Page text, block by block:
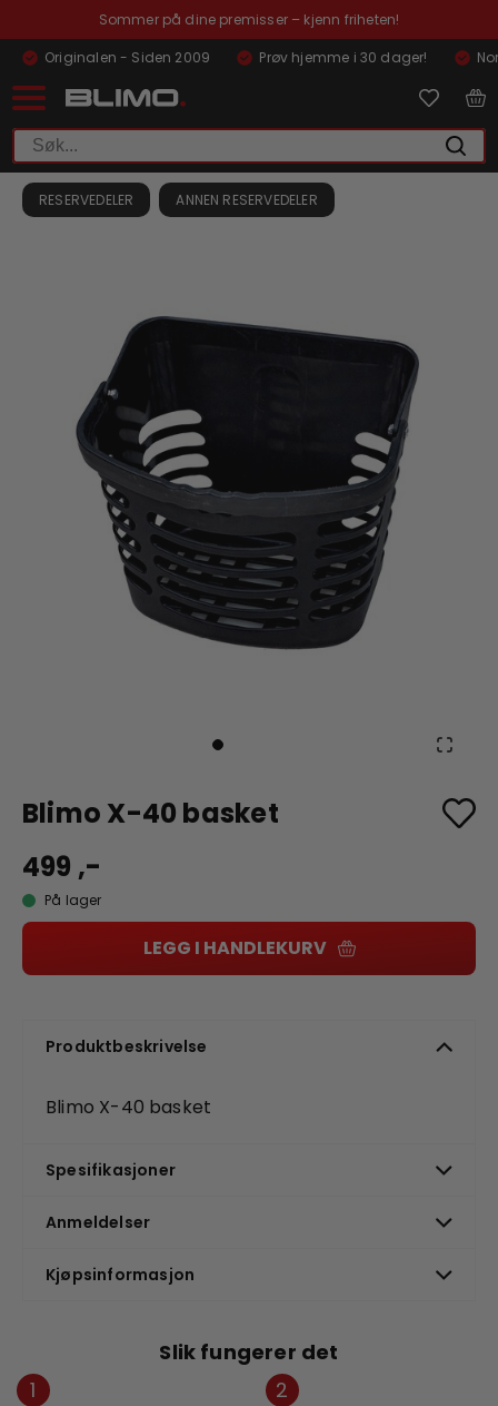
Sommer på dine premisser – kjenn friheten!
Originalen - Siden 2009
Prøv hjemme i 30 dager!
RESERVEDELER ANNEN RESERVEDELER
Blimo X-40 basket
499 ,-
På lager
LEGG I HANDLEKURV
Produktbeskrivelse
Blimo X-40 basket
Spesifikasjoner
Anmeldelser
Kjøpsinformasjon
Slik fungerer det
1
2